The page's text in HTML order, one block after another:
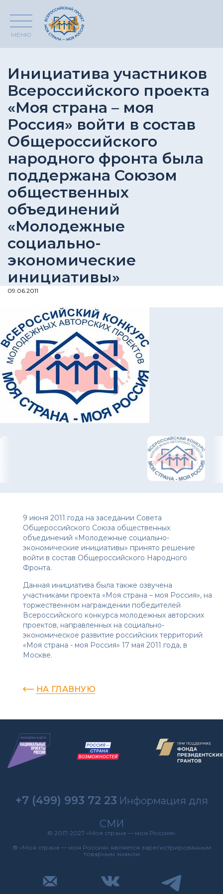
МЕНЮ
Инициатива участников
Всероссийского проекта
«Моя страна – моя
Россия» войти в состав
Общероссийского
народного фронта была
поддержана Союзом
общественных
объединений
«Молодежные
социально-
экономические
инициативы»
09.06.2011
9 июня 2011 года на заседании Совета
Общероссийского Союза общественных
объединений «Молодежные социально-
экономические инициативы» принято решение
войти в состав Общероссийского Народного
Фронта.
Данная инициатива была также озвучена
участниками проекта «Моя страна – моя Россия», на
торжественном награждении победителей
Всероссийского конкурса молодежных авторских
проектов, направленных на социально-
экономическое развитие российских территорий
«Моя страна - моя Россия» 17 мая 2011 года, в
Москве.
НА ГЛАВНУЮ
+7 (499) 993 72 23 Информация для
СМИ
© 2017-2027 «Моя страна — моя Россия»
® «Моя страна — моя Россия» является зарегистрированным
товарным знаком